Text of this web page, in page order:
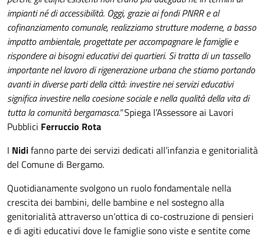
impianti né di accessibilità. Oggi, grazie ai fondi PNRR e al
cofinanziamento comunale, realizziamo strutture moderne, a basso
impatto ambientale, progettate per accompagnare le famiglie e
rispondere ai bisogni educativi dei quartieri. Si tratta di un tassello
importante nel lavoro di rigenerazione urbana che stiamo portando
avanti in diverse parti della città: investire nei servizi educativi
significa investire nella coesione sociale e nella qualità della vita di
tutta la comunità bergamasca.”Spiega l’Assessore ai Lavori
Pubblici Ferruccio Rota
I Nidifanno parte dei servizi dedicati all’infanzia e genitorialità
del Comune di Bergamo.
Quotidianamente svolgono un ruolo fondamentale nella
crescita dei bambini, delle bambine e nel sostegno alla
genitorialità attraverso un’ottica di co-costruzione di pensieri
e di agiti educativi dove le famiglie sono viste e sentite come